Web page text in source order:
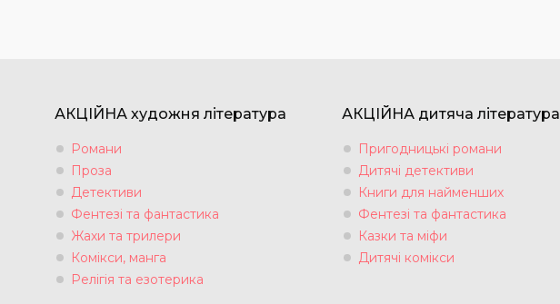
АКЦІЙНА художня література
Романи
Проза
Детективи
Фентезі та фантастика
Жахи та трилери
Комікси, манга
Релігія та езотерика
АКЦІЙНА дитяча література
Пригодницькі романи
Дитячі детективи
Книги для найменших
Фентезі та фантастика
Казки та міфи
Дитячі комікси